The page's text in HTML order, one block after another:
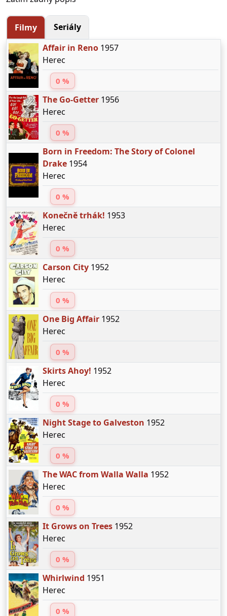
Filmy
Seriály
Affair in Reno1957
Herec
0 %
The Go-Getter1956
Herec
0 %
Born in Freedom: The Story of Colonel
Drake1954
Herec
0 %
Konečně trhák! 1953
Herec
0 %
Carson City1952
Herec
0 %
One Big Affair1952
Herec
0 %
Skirts Ahoy! 1952
Herec
0 %
Night Stage to Galveston 1952
Herec
0 %
The WAC from Walla Walla 1952
Herec
0 %
It Grows on Trees1952
Herec
0 %
Whirlwind 1951
Herec
0 %